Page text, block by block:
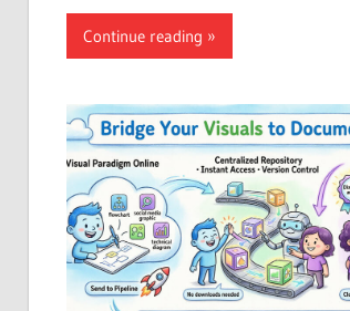
Continue reading